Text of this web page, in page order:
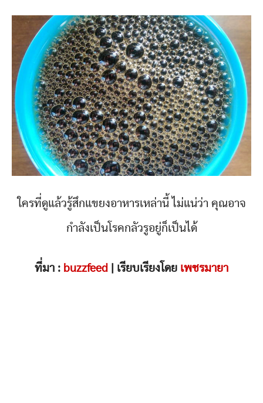
ใครที่ดูแล้วรู้สึกแขยงอาหารเหล่านี้ ไม่แน่ว่า คุณอาจ
กำลังเป็นโรคกลัวรูอยู่ก็เป็นได้
ที่มา : buzzfeed | เรียบเรียงโดย เพชรมายา